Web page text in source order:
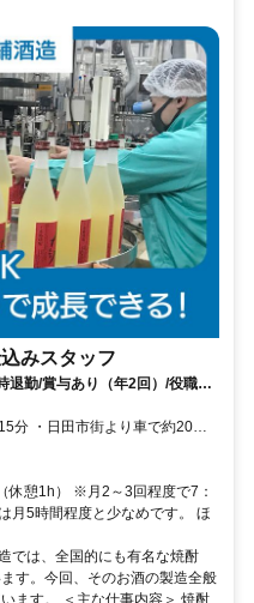
みスタッフ
退勤/賞与あり（年2回）/役職手
街地から車で24分
憩1h） ※月2～3回程度で7：
月5時間程度と少なめです。 ほ
では、全国的にも有名な焼酎
す。今回、そのお酒の製造全般
ます。 ＜主な仕事内容＞ 焼酎